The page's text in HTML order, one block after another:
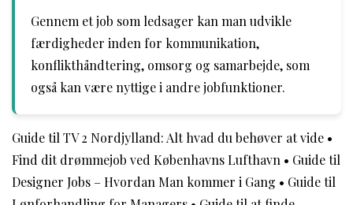
Gennem et job som ledsager kan man udvikle
færdigheder inden for kommunikation,
konflikthåndtering, omsorg og samarbejde, som
også kan være nyttige i andre jobfunktioner.
Guide til TV 2 Nordjylland: Alt hvad du behøver at vide •
Find dit drømmejob ved Københavns Lufthavn • Guide til
Designer Jobs – Hvordan Man kommer i Gang • Guide til